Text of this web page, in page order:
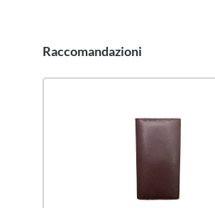
Salta la galleria dei prodotti
Raccomandazioni